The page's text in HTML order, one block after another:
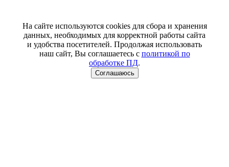
На сайте используются cookies для сбора и хранения
данных, необходимых для корректной работы сайта
и удобства посетителей. Продолжая использовать
наш сайт, Вы соглашаетесь с политикой по
обработке ПД.
Соглашаюсь